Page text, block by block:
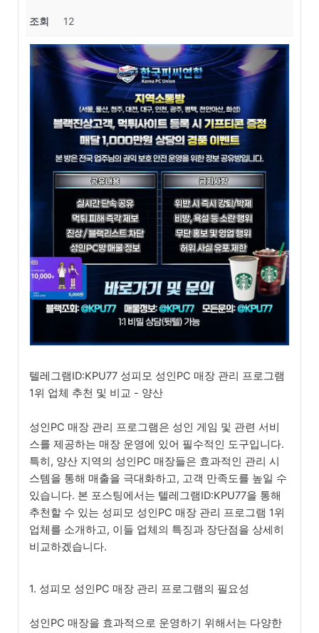
조회 12
텔레그램ID:KPU77 성피모 성인PC 매장 관리 프로그램
1위 업체 추천 및 비교 - 양산
성인PC 매장 관리 프로그램은 성인 게임 및 관련 서비
스를 제공하는 매장 운영에 있어 필수적인 도구입니다.
특히, 양산 지역의 성인PC 매장들은 효과적인 관리 시
스템을 통해 매출을 극대화하고, 고객 만족도를 높일 수
있습니다. 본 포스팅에서는 텔레그램ID:KPU77을 통해
추천할 수 있는 성피모 성인PC 매장 관리 프로그램 1위
업체를 소개하고, 이들 업체의 특징과 장단점을 상세히
비교하겠습니다.
1. 성피모 성인PC 매장 관리 프로그램의 필요성
성인PC 매장을 효과적으로 운영하기 위해서는 다양한